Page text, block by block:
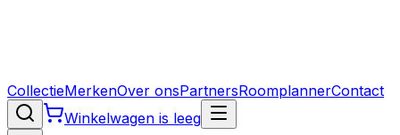
CollectieMerkenOver onsPartnersRoomplannerContact
Winkelwagen is leeg